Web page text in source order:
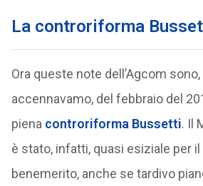
La controriforma
Ora queste note dell’Agcom
accennavamo, del febbraio del
piena controriforma Bussetti. Il
è stato, infatti, quasi esiziale per il
benemerito, anche se tardivo